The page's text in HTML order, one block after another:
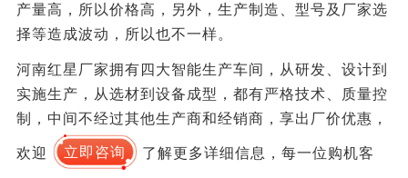
产量高，所以价格高，另外，生产制造、型号及厂家选
择等造成波动，所以也不一样。
河南红星厂家拥有四大智能生产车间，从研发、设计到
实施生产，从选材到设备成型，都有严格技术、质量控
制，中间不经过其他生产商和经销商，享出厂价优惠，
欢迎 立即咨询 了解更多详细信息，每一位购机客